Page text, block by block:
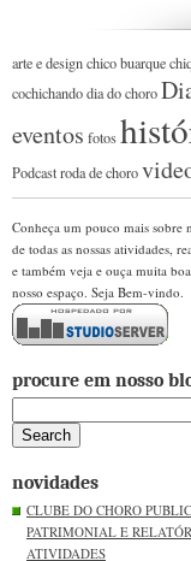
arte e designchico buarque
cochichandodia do choro
eventos fotos
Podcastroda de choro
Conheça um pouco mais sobre
de todas as nossas atividades,
e também veja e ouça muita
nosso espaço. Seja Bem-vindo.
procure em nosso
novidades
CLUBE DO CHORO
PATRIMONIAL E
ATIVIDADES